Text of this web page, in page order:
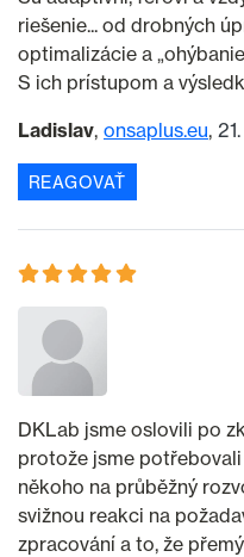
riešenie... od drobných
optimalizácie a
S ich prístupom a
Ladislav onsaplus.eu
REAGOVAŤ
DKLab jsme oslovili po
protože jsme
někoho na průběžný
svižnou reakci na
zpracování a to, že